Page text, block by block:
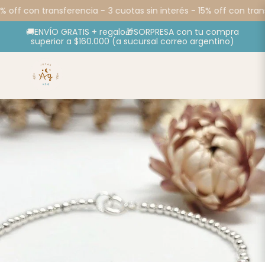
off con transferencia - 3 cuotas sin interés - 15% off con
🚚ENVÍO GRATIS + regalo🎁SORPRESA con tu compra
superior a $160.000 (a sucursal correo argentino)